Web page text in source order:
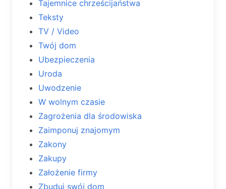
Tajemnice chrześcijaństwa
Teksty
TV / Video
Twój dom
Ubezpieczenia
Uroda
Uwodzenie
W wolnym czasie
Zagrożenia dla środowiska
Zaimponuj znajomym
Zakony
Zakupy
Założenie firmy
Zbuduj swój dom